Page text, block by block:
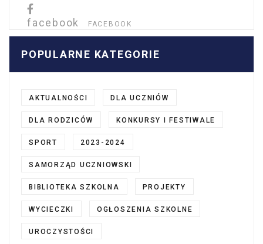
facebook FACEBOOK
POPULARNE KATEGORIE
AKTUALNOŚCI DLA UCZNIÓW
DLA RODZICÓW KONKURSY I FESTIWALE
SPORT 2023-2024
SAMORZĄD UCZNIOWSKI
BIBLIOTEKA SZKOLNA PROJEKTY
WYCIECZKI OGŁOSZENIA SZKOLNE
UROCZYSTOŚCI